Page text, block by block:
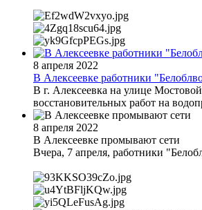
8 апреля 2022
В Алексеевке работники
В г. Алексеевка на улице
восстановительных работ на
8 апреля 2022
В Алексеевке промывают сети
Вчера, 7 апреля, работники